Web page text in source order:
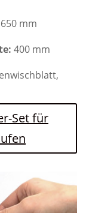
650 mm
400 mm
Set für